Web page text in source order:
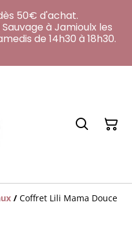
50€ d'achat.
à Jamioulx les
de 14h30 à 18h30.
/ Coffret Lili Mama Douce